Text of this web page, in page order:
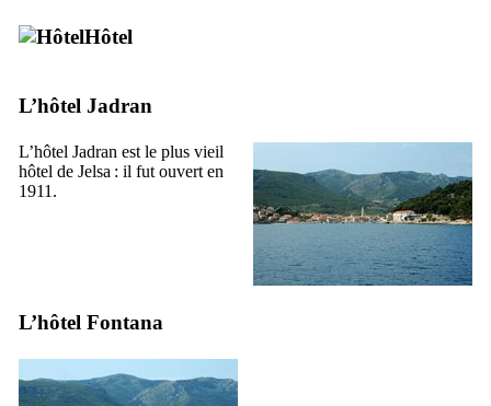
Hôtel
L’hôtel Jadran
L’hôtel Jadran est le plus vieil
hôtel de Jelsa : il fut ouvert en
1911.
L’hôtel Fontana